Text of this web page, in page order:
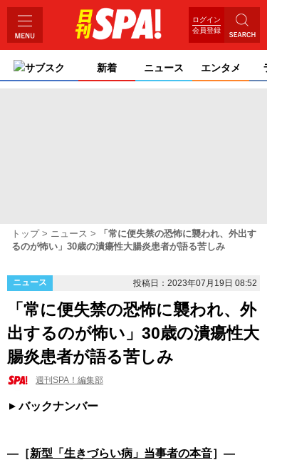
ログイン
会員登録
サブスク 新着 ニュース エンタメ ライ
トップ ニュース
「常に便失禁の恐怖に襲われ、外出す
るのが怖い」30歳の潰瘍性大腸炎患者が語る苦しみ
ニュース 投稿日：2023年07月19日 08:52
「常に便失禁の恐怖に襲われ、外
出するのが怖い」30歳の潰瘍性大
腸炎患者が語る苦しみ
週刊SPA！編集部
バックナンバー
―［新型「生きづらい病」当事者の本音］―